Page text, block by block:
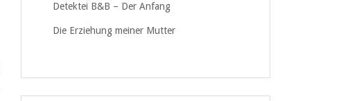
Detektei B&B – Der Anfang
Die Erziehung meiner Mutter